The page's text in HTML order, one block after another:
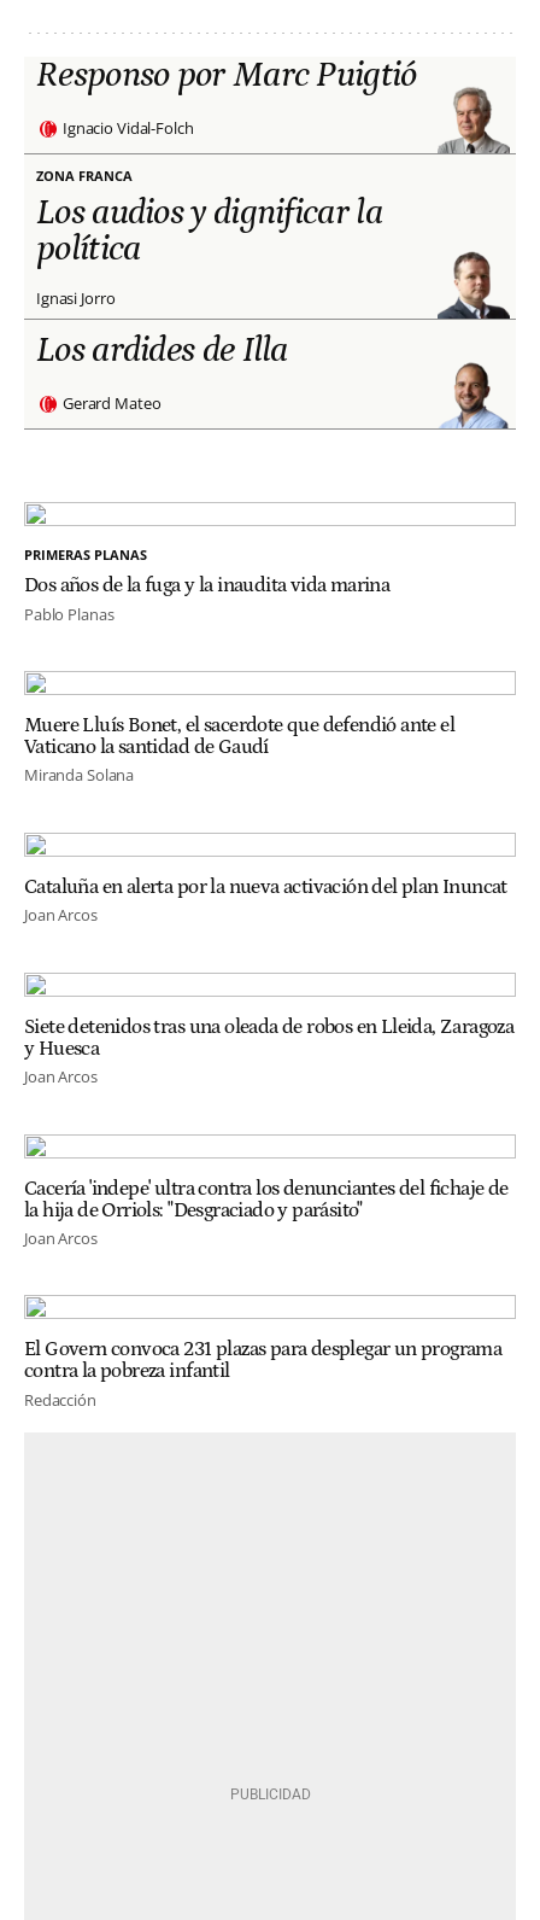
Responso por Marc Puigtió
Ignacio Vidal-Folch
ZONA FRANCA
Los audios y dignificar la
política
Ignasi Jorro
Los ardides de Illa
Gerard Mateo
PRIMERAS PLANAS
Dos años de la fuga y la inaudita vida marina
Pablo Planas
Muere Lluís Bonet, el sacerdote que defendió ante el
Vaticano la santidad de Gaudí
Miranda Solana
Cataluña en alerta por la nueva activación del plan Inuncat
Joan Arcos
Siete detenidos tras una oleada de robos en Lleida, Zaragoza
y Huesca
Joan Arcos
Cacería 'indepe' ultra contra los denunciantes del fichaje de
la hija de Orriols: "Desgraciado y parásito"
Joan Arcos
El Govern convoca 231 plazas para desplegar un programa
contra la pobreza infantil
Redacción